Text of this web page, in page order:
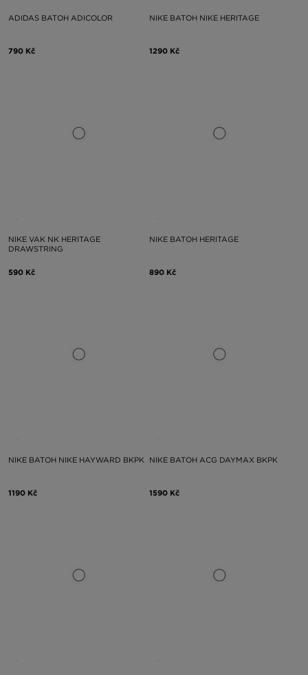
ADIDAS BATOH ADICOLOR
790 Kč
NIKE BATOH NIKE HERITAGE
1290 Kč
NIKE VAK NK HERITAGE
DRAWSTRING
590 Kč
NIKE BATOH HERITAGE
890 Kč
NIKE BATOH NIKE HAYWARD BKPK
1190 Kč
NIKE BATOH ACG DAYMAX BKPK
1590 Kč